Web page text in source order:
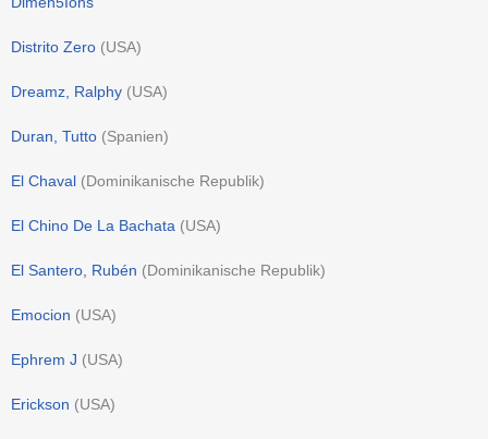
Distrito Zero (USA)
Dreamz, Ralphy (USA)
Duran, Tutto (Spanien)
El Chaval (Dominikanische Republik)
El Chino De La Bachata (USA)
El Santero, Rubén (Dominikanische Republik)
Emocion (USA)
Ephrem J (USA)
Erickson (USA)